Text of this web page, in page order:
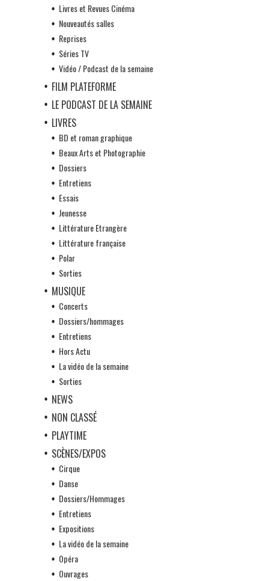
Livres et Revues Cinéma
Nouveautés salles
Reprises
Séries TV
Vidéo / Podcast de la semaine
FILM PLATEFORME
LE PODCAST DE LA SEMAINE
LIVRES
BD et roman graphique
Beaux Arts et Photographie
Dossiers
Entretiens
Essais
Jeunesse
Littérature Etrangère
Littérature française
Polar
Sorties
MUSIQUE
Concerts
Dossiers/hommages
Entretiens
Hors Actu
La vidéo de la semaine
Sorties
NEWS
NON CLASSÉ
PLAYTIME
SCÈNES/EXPOS
Cirque
Danse
Dossiers/Hommages
Entretiens
Expositions
La vidéo de la semaine
Opéra
Ouvrages